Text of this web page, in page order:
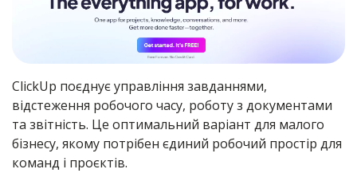
ClickUp поєднує управління завданнями,
відстеження робочого часу, роботу з документами
та звітність. Це оптимальний варіант для малого
бізнесу, якому потрібен єдиний робочий простір для
команд і проєктів.